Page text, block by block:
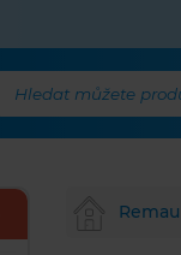
Hledat můžete